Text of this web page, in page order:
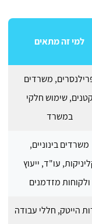
למי זה מתאים
משרדים
קטנים, שימוש חלקי
במשרד
משרדים בינוניים,
עו"ד, ייעוץ
ולקוחות מזדמנים
הייטק, חללי עבודה